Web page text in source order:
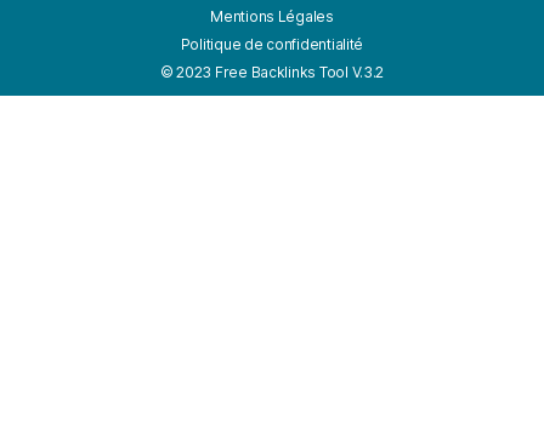
© 2023 Free Backlinks Tool V.3.2
Mentions Légales
Politique de confidentialité